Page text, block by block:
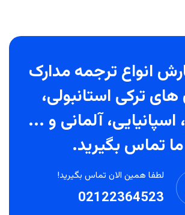
انواع ترجمه مدارک
های ترکی استانبولی،
اسپانیایی، آلمانی و ...
ما تماس بگیرید.
لطفا همین الان تماس بگیرید!
02122364523